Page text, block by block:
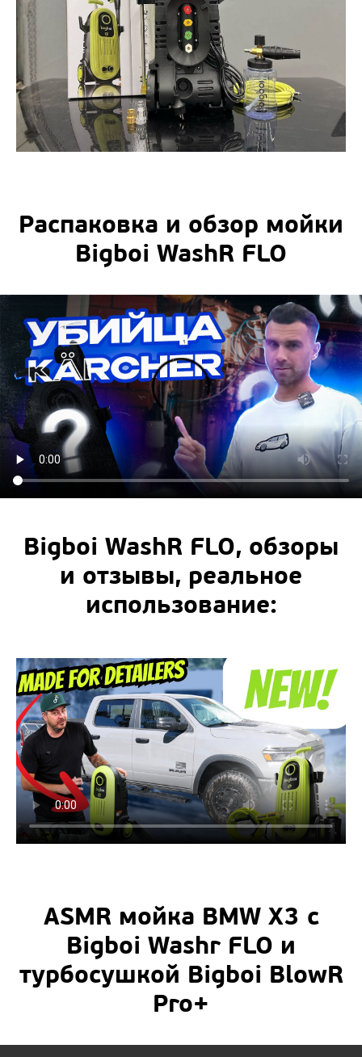
Распаковка и обзор мойки
Bigboi WashR FLO
Bigboi WashR FLO, обзоры
и отзывы, реальное
использование:
ASMR мойка BMW X3 с
Bigboi Washr FLO и
турбосушкой Bigboi BlowR
Pro+